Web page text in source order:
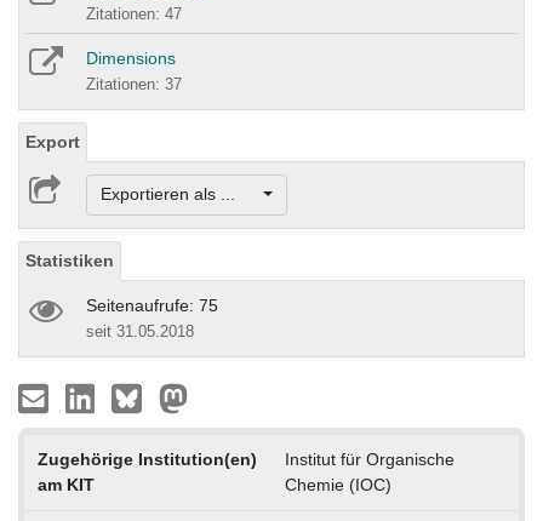
Zitationen: 47
Dimensions
Zitationen: 37
Export
Exportieren als ...
Statistiken
Seitenaufrufe: 75
seit 31.05.2018
Zugehörige Institution(en)
am KIT
Institut für Organische
Chemie (IOC)